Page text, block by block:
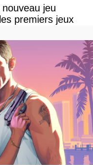
jeu
premiers jeux